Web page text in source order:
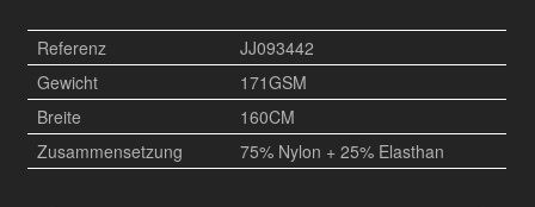
Referenz
JJ093442
Gewicht
171GSM
Breite
160CM
Zusammensetzung
75% Nylon + 25% Elasthan